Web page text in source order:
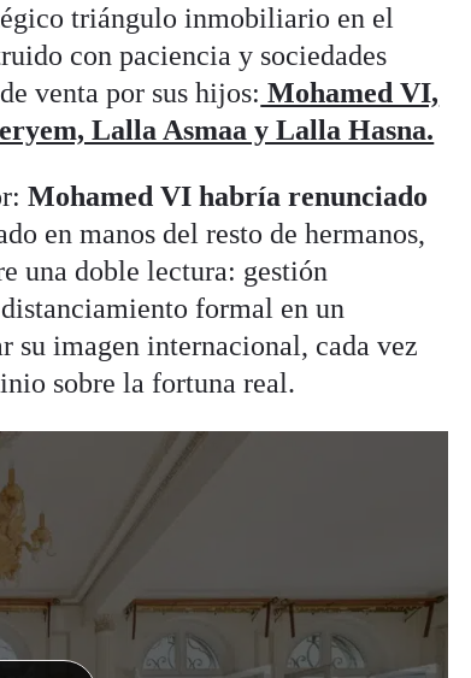
triángulo inmobiliario en el
con paciencia y sociedades
venta por sus hijos: Mohamed VI,
Lalla Asmaa y Lalla Hasna.
Mohamed VI habría renunciado
en manos del resto de hermanos,
una doble lectura: gestión
formal en un
su imagen internacional, cada vez
sobre la fortuna real.